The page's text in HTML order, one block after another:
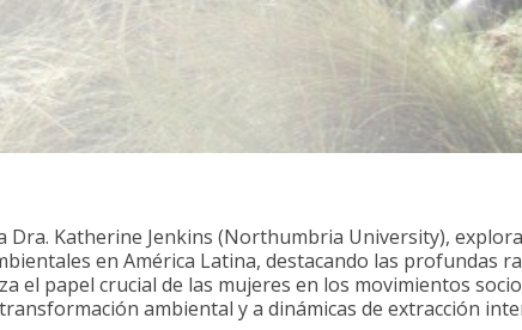
Dra. Katherine Jenkins (Northumbria University),
en América Latina, destacando las profundas
el papel crucial de las mujeres en los movimientos
ambiental y a dinámicas de extracción